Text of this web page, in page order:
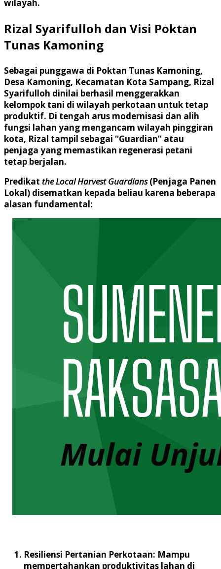
wilayah.
Rizal Syarifulloh dan Visi Poktan
Tunas Kamoning
Sebagai punggawa di Poktan Tunas Kamoning,
Desa Kamoning, Kecamatan Kota Sampang, Rizal
Syarifulloh dinilai berhasil menggerakkan
kelompok tani di wilayah perkotaan untuk tetap
produktif. Di tengah arus modernisasi dan alih
fungsi lahan yang mengancam wilayah pinggiran
kota, Rizal tampil sebagai “Guardian” atau
penjaga yang memastikan regenerasi petani
tetap berjalan.
Predikat the Local Harvest Guardians(Penjaga Panen
Lokal) disematkan kepada beliau karena beberapa
alasan fundamental:
Resiliensi Pertanian Perkotaan: Mampu
mempertahankan produktivitas lahan di